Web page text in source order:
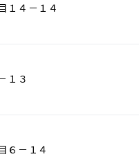
１４－１４
１３
６－１４